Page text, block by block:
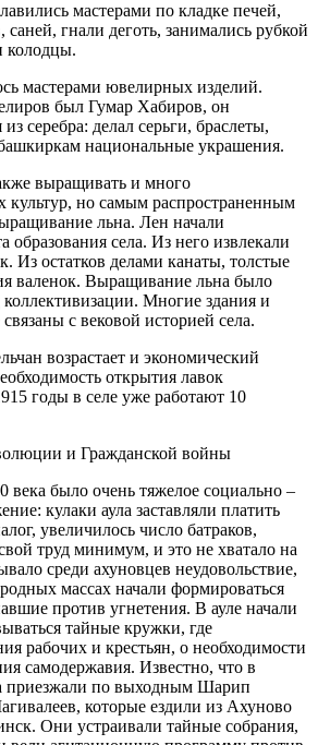
мастерами по кладке печей,
гнали деготь, занимались рубкой
колодцы.
мастерами ювелирных изделий.
был Гумар Хабиров, он
серебра: делал серьги, браслеты,
национальные украшения.
выращивать и много
культур, но самым распространенным
льна. Лен начали
образования села. Из него извлекали
Из остатков делами канаты, толстые
валенок. Выращивание льна было
Многие здания и
с вековой историей села.
возрастает и экономический
открытия лавок
годы в селе уже работают 10
и Гражданской войны
века было очень тяжелое социально –
кулаки аула заставляли платить
увеличилось число батраков,
труд минимум, и это не хватало на
среди ахуновцев неудовольствие,
массах начали формироваться
против угнетения. В ауле начали
тайные кружки, где
рабочих и крестьян, о необходимости
самодержавия. Известно, что в
приезжали по выходным Шарип
которые ездили из Ахуново
Они устраивали тайные собрания,